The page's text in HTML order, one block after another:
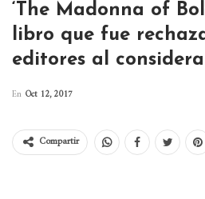
‘The Madonna of
libro que fue
editores al
En Oct 12, 2017
Compartir